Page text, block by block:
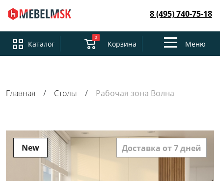
8 (495) 740-75-18
Каталог
0
Корзина
ToggleМеню
Главная Столы Рабочая зона Волна
New Доставка от 7 дней